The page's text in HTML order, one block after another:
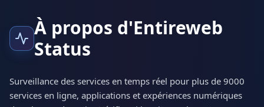
À propos d'Entireweb
Status
Surveillance des services en temps réel pour plus de 9000
services en ligne, applications et expériences numériques